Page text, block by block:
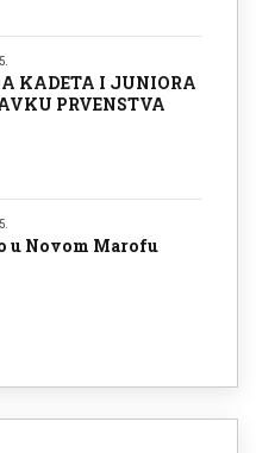
KADETA I JUNIORA
PRVENSTVA
u Novom Marofu